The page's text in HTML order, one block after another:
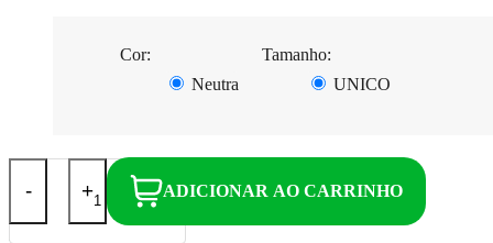
Cor:
Neutra
Tamanho:
UNICO
- + ADICIONAR AO CARRINHO